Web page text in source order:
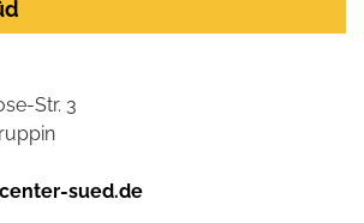
Str. 3
sued.de